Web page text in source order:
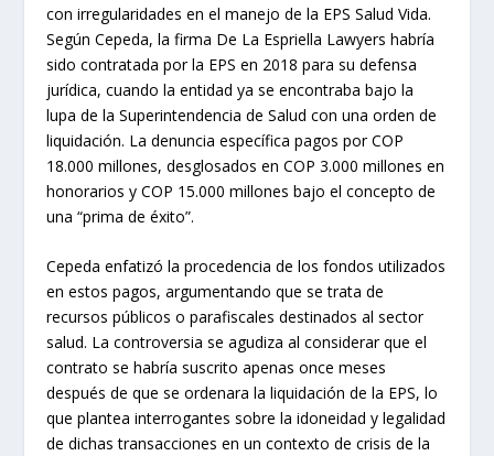
con irregularidades en el manejo de la EPS Salud Vida.
Según Cepeda, la firma De La Espriella Lawyers habría
sido contratada por la EPS en 2018 para su defensa
jurídica, cuando la entidad ya se encontraba bajo la
lupa de la Superintendencia de Salud con una orden de
liquidación. La denuncia específica pagos por COP
18.000 millones, desglosados en COP 3.000 millones en
honorarios y COP 15.000 millones bajo el concepto de
una “prima de éxito”.
Cepeda enfatizó la procedencia de los fondos utilizados
en estos pagos, argumentando que se trata de
recursos públicos o parafiscales destinados al sector
salud. La controversia se agudiza al considerar que el
contrato se habría suscrito apenas once meses
después de que se ordenara la liquidación de la EPS, lo
que plantea interrogantes sobre la idoneidad y legalidad
de dichas transacciones en un contexto de crisis de la